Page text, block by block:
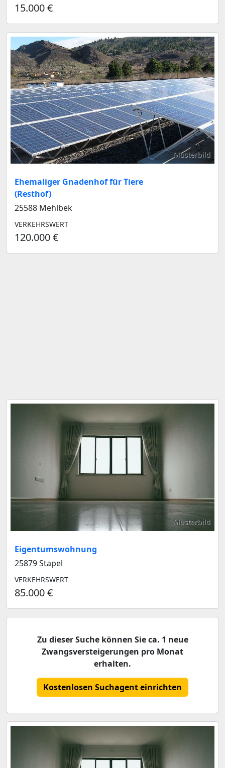
15.000 €
Musterbild
Ehemaliger Gnadenhof für Tiere
(Resthof)
25588 Mehlbek
VERKEHRSWERT
120.000 €
Musterbild
Eigentumswohnung
25879 Stapel
VERKEHRSWERT
85.000 €
Zu dieser Suche können Sie ca. 1 neue
Zwangsversteigerungen pro Monat
erhalten.
Kostenlosen Suchagent einrichten